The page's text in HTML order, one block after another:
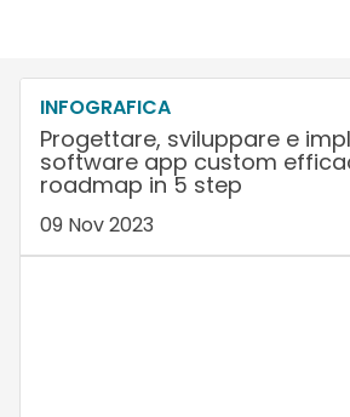
INFOGRAFICA
Progettare, sviluppare e
software app custom
roadmap in 5 step
09 Nov 2023